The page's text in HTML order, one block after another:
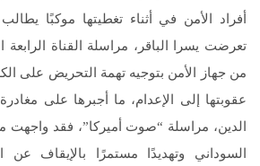
أفراد الأمن في أثناء تغطيتها موكبًا
تعرضت يسرا الباقر، مراسلة القناة الرابعة
من جهاز الأمن بتوجيه تهمة التحريض على
عقوبتها إلى الإعدام، ما أجبرها على
الدين، مراسلة “صوت أميركا”، فقد واجهت
السوداني وتهديدًا مستمرًا بالإيقاف